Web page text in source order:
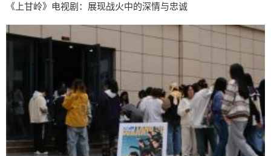
《上甘岭》电视剧：展现战火中的深情与忠诚